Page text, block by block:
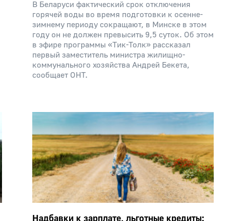
В Беларуси фактический срок отключения
горячей воды во время подготовки к осенне-
зимнему периоду сокращают, в Минске в этом
году он не должен превысить 9,5 суток. Об этом
в эфире программы «Тик-Толк» рассказал
первый заместитель министра жилищно-
коммунального хозяйства Андрей Бекета,
сообщает ОНТ.